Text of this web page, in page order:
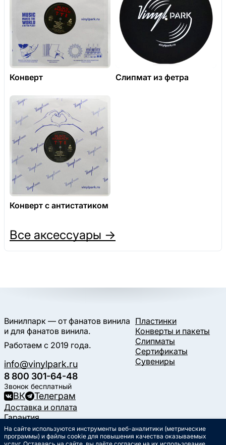
Конверт Слипмат из фетра
Конверт с антистатиком
Все аксессуары →
Винилпарк — от фанатов винила
и для фанатов винила.
Работаем с 2019 года.
info@vinylpark.ru
8 800 301-64-48
Звонок бесплатный
ВК Телеграм
Пластинки
Конверты и пакеты
Слипматы
Сертификаты
Сувениры
Доставка и оплата
Гарантия
Контакты
Статьи
На сайте используются инструменты веб-аналитики (метрические
программы) и файлы cookie для повышения качества оказываемых